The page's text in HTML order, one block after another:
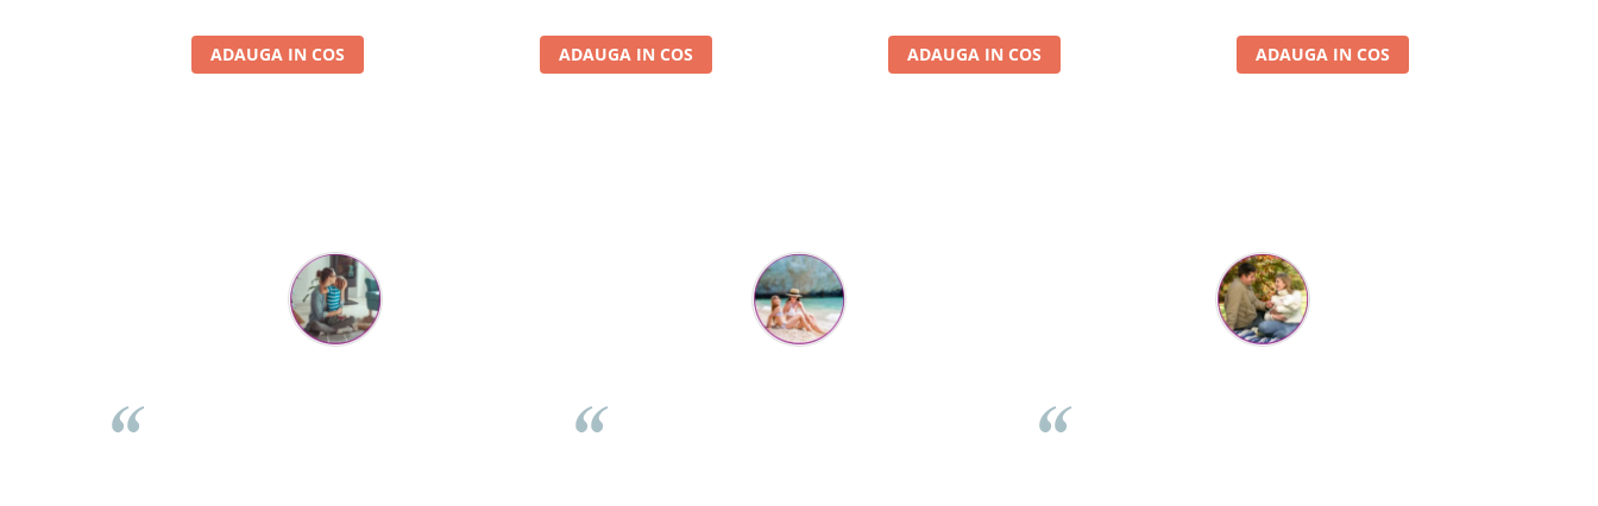
ADAUGA IN COS ADAUGA IN COS ADAUGA IN COS ADAUGA IN COS